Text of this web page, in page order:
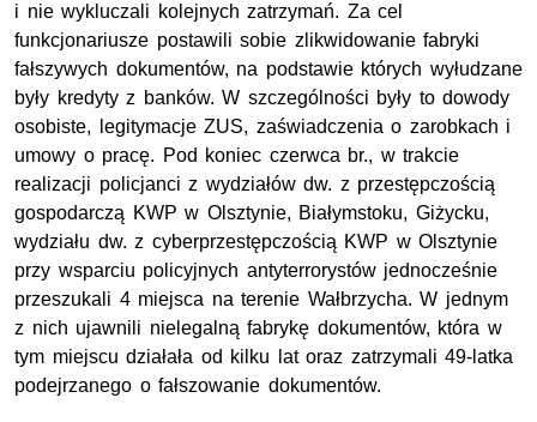
i nie wykluczali kolejnych zatrzymań. Za cel
funkcjonariusze postawili sobie zlikwidowanie fabryki
fałszywych dokumentów, na podstawie których wyłudzane
były kredyty z banków. W szczególności były to dowody
osobiste, legitymacje ZUS, zaświadczenia o zarobkach i
umowy o pracę. Pod koniec czerwca br., w trakcie
realizacji policjanci z wydziałów dw. z przestępczością
gospodarczą KWP w Olsztynie, Białymstoku, Giżycku,
wydziału dw. z cyberprzestępczością KWP w Olsztynie
przy wsparciu policyjnych antyterrorystów jednocześnie
przeszukali 4 miejsca na terenie Wałbrzycha. W jednym
z nich ujawnili nielegalną fabrykę dokumentów, która w
tym miejscu działała od kilku lat oraz zatrzymali 49-latka
podejrzanego o fałszowanie dokumentów.